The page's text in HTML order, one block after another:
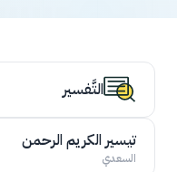
التَّفسير
تيسير الكريم الرحمن
السعدي